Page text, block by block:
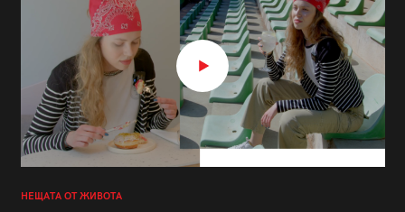
НЕЩАТА ОТ ЖИВОТА